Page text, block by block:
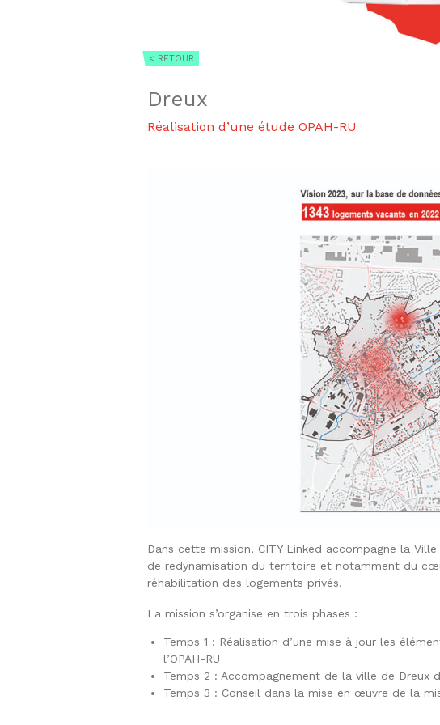
< RETOUR
Dreux
Réalisation d’une étude OPAH-RU
Dans cette mission, CITY Linked accompagne la
de redynamisation du territoire et notamment du
réhabilitation des logements privés.
La mission s’organise en trois phases :
Temps 1 : Réalisation d’une mise à jour les
l’OPAH-RU
Temps 2 : Accompagnement de la ville de Dreux
Temps 3 : Conseil dans la mise en œuvre de la